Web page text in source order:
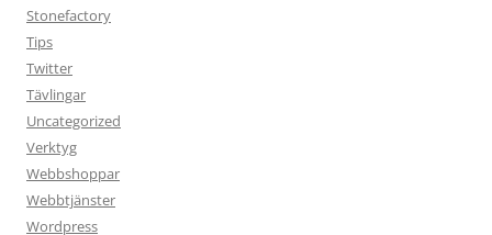
Stonefactory
Tips
Twitter
Tävlingar
Uncategorized
Verktyg
Webbshoppar
Webbtjänster
Wordpress